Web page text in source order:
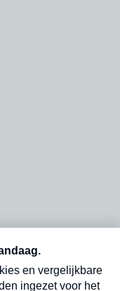
op onze
in